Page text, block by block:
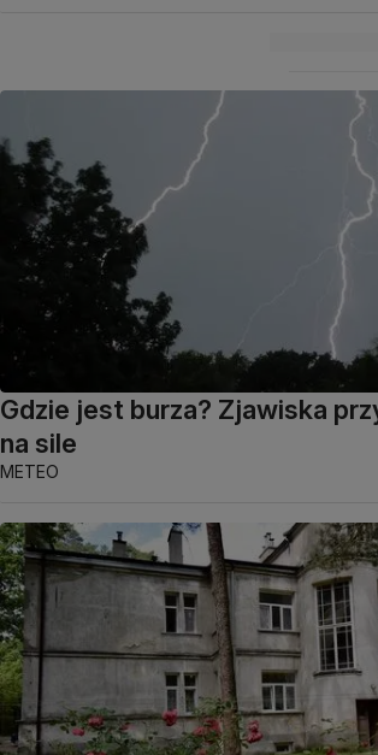
Gdzie jest burza? Zjawiska
na sile
METEO